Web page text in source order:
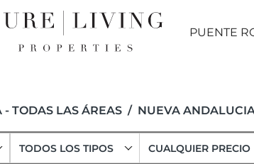
PUENTE
TODAS LAS ÁREAS NUEVA
TODOS LOS TIPOS CUALQUIER PRECIO